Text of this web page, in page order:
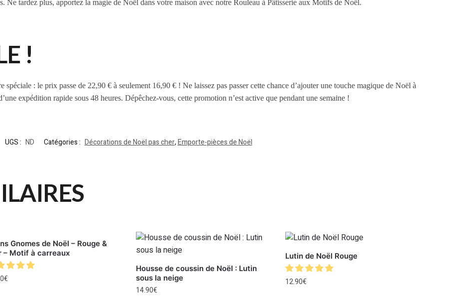
Ne tardez plus, apportez la magie de Noël dans votre maison avec notre Rouleau à Pâtisserie aux Motifs de Noël.
!
: le prix passe de 22,90 € à seulement 16,90 € ! Ne laissez pas passer cette chance d’ajouter une touche magique de Noël à
expédition rapide sous 48 heures. Dépêchez-vous, cette promotion n’est active que pendant une semaine !
UGS : ND Catégories : Décorations de Noël pas cher,Emporte-pièces de Noël
Gnomes de Noël – Rouge &
– Motif à carreaux
€
Housse de coussin de Noël : Lutin
sous la neige
14.90€
Lutin de Noël Rouge
12.90€